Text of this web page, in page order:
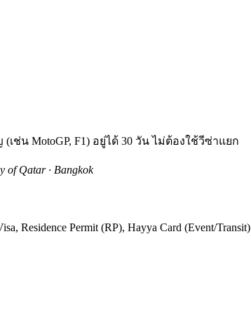
ช่น MotoGP, F1) อยู่ได้ 30 วัน ไม่ต้องใช้วีซ่าแยก
of Qatar · Bangkok
Residence Permit (RP), Hayya Card (Event/Transit)